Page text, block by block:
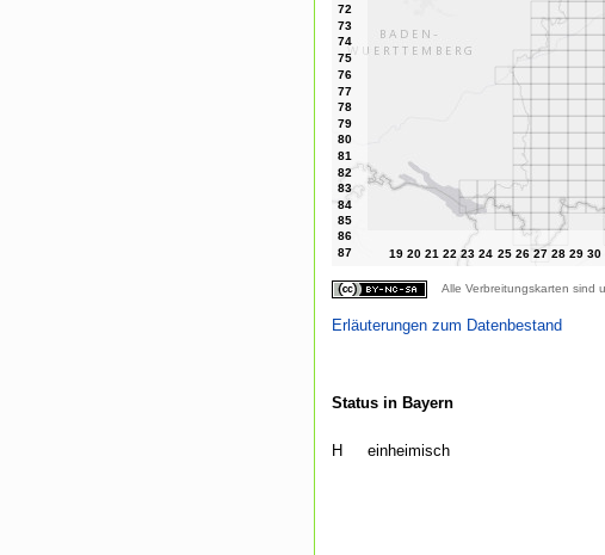
Alle Verbreitungskarten sind
Erläuterungen zum Datenbestand
Status in Bayern
H einheimisch